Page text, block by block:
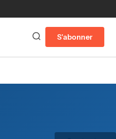
S'abonner